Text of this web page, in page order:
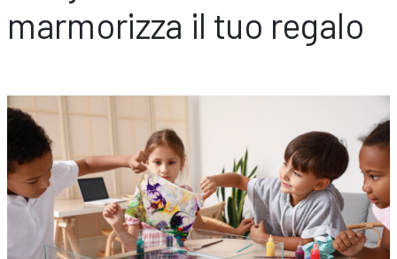
marmorizza il tuo regalo